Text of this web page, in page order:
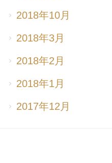
2018年10月
2018年3月
2018年2月
2018年1月
2017年12月